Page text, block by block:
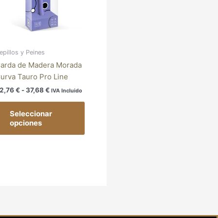
y Peines
de Madera Morada
Tauro Pro Line
€ - 37,68€ IVA Incluido
Seleccionar
opciones